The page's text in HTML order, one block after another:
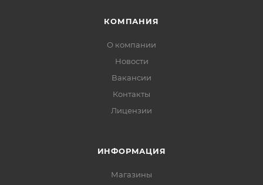
КОМПАНИЯ
О компании
Новости
Вакансии
Контакты
Лицензии
ИНФОРМАЦИЯ
Магазины